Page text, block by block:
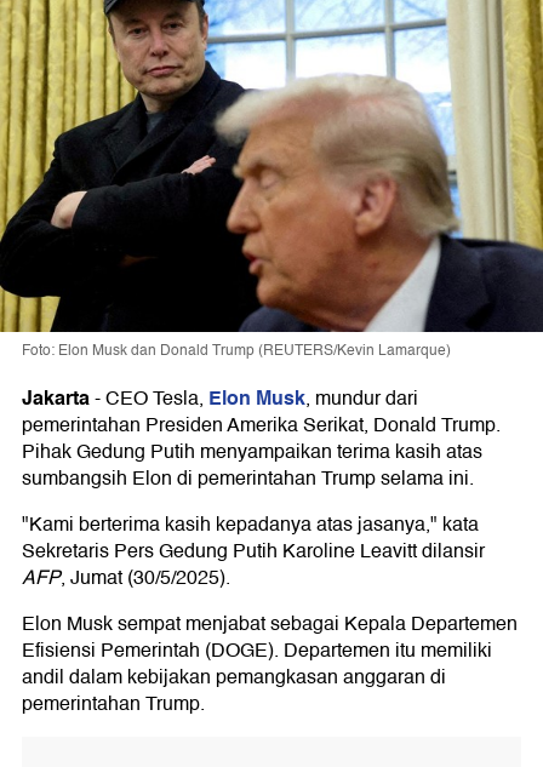
Foto: Elon Musk dan Donald Trump (REUTERS/Kevin Lamarque)
Jakarta-CEO Tesla, Elon Musk, mundur dari
pemerintahan Presiden Amerika Serikat, Donald Trump.
Pihak Gedung Putih menyampaikan terima kasih atas
sumbangsih Elon di pemerintahan Trump selama ini.
"Kami berterima kasih kepadanya atas jasanya," kata
Sekretaris Pers Gedung Putih Karoline Leavitt dilansir
AFP, Jumat (30/5/2025).
Elon Musk sempat menjabat sebagai Kepala Departemen
Efisiensi Pemerintah (DOGE). Departemen itu memiliki
andil dalam kebijakan pemangkasan anggaran di
pemerintahan Trump.